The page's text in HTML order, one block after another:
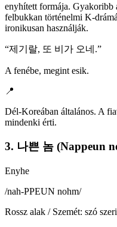
enyhített formája. Gyakoribb
felbukkan történelmi K-
ironikusan használják.
“제기랄, 또 비가 오네.”
A fenébe, megint esik.
📍
Dél-Koreában általános. A
mindenki érti.
3. 나쁜 놈 (Nappeun
Enyhe
/nah-PPEUN nohm/
Rossz alak / Szemét: szó